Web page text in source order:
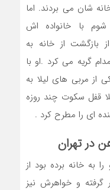
شان می بردند. اما
با خانواده اش
از خانه به
گریه می کرد .او با
از مربی های لیلا به
قفل سکوت چند روزه
ای را مطرح کرد .
در تهران
به خانه برده بود از
گرفته و خواهرش نیز